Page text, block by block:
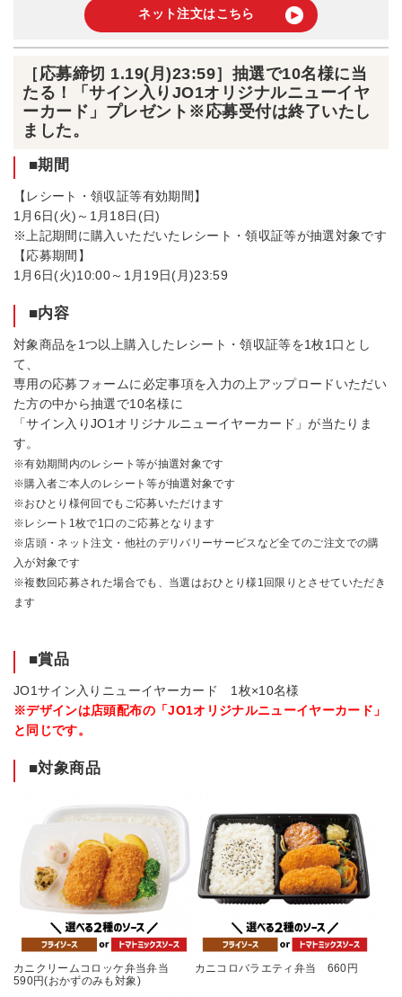
ネット注文はこちら
［応募締切 1.19(月)23:59］抽選で10名様に当
たる！「サイン入りJO1オリジナルニューイヤ
ーカード」プレゼント※応募受付は終了いたし
ました。
■期間
【レシート・領収証等有効期間】
1月6日(火)～1月18日(日)
※上記期間に購入いただいたレシート・領収証等が抽選対象です
【応募期間】
1月6日(火)10:00～1月19日(月)23:59
■内容
対象商品を1つ以上購入したレシート・領収証等を1枚1口とし
て、
専用の応募フォームに必定事項を入力の上アップロードいただい
た方の中から抽選で10名様に
「サイン入りJO1オリジナルニューイヤーカード」が当たりま
す。
※有効期間内のレシート等が抽選対象です
※購入者ご本人のレシート等が抽選対象です
※おひとり様何回でもご応募いただけます
※レシート1枚で1口のご応募となります
※店頭・ネット注文・他社のデリバリーサービスなど全てのご注文での購
入が対象です
※複数回応募された場合でも、当選はおひとり様1回限りとさせていただき
ます
■賞品
JO1サイン入りニューイヤーカード 1枚×10名様
※デザインは店頭配布の「JO1オリジナルニューイヤーカード」
と同じです。
■対象商品
カニクリームコロッケ弁当弁当
590円(おかずのみも対象)
カニコロバラエティ弁当 660円